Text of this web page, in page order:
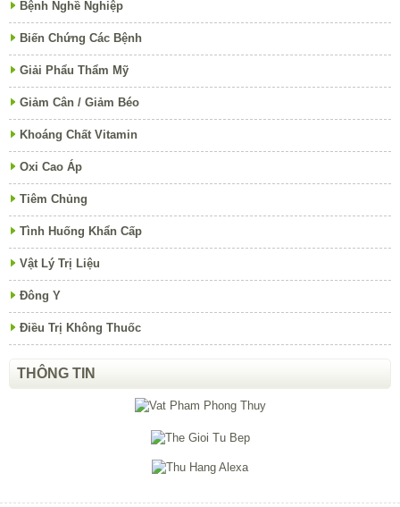
Bệnh Nghề Nghiệp
Biến Chứng Các Bệnh
Giải Phẩu Thẩm Mỹ
Giảm Cân / Giảm Béo
Khoáng Chất Vitamin
Oxi Cao Áp
Tiêm Chủng
Tình Huống Khẩn Cấp
Vật Lý Trị Liệu
Đông Y
Điều Trị Không Thuốc
THÔNG TIN